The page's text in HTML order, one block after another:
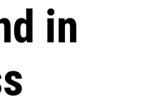
in